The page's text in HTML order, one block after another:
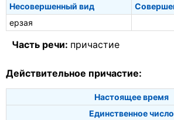
Несовершенный вид
ерзая
Часть речи: причастие
Действительное причастие:
Настоящее время
Единственное число